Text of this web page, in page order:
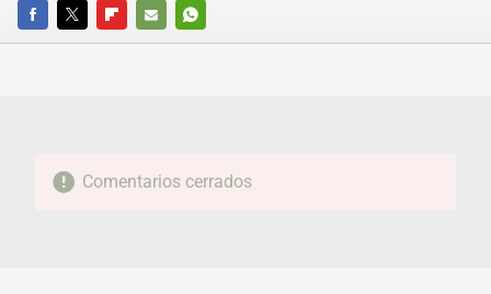
FACEBOOKTWITTERFLIPBOARD
E-
WHATSAPP
Comentarios cerrados